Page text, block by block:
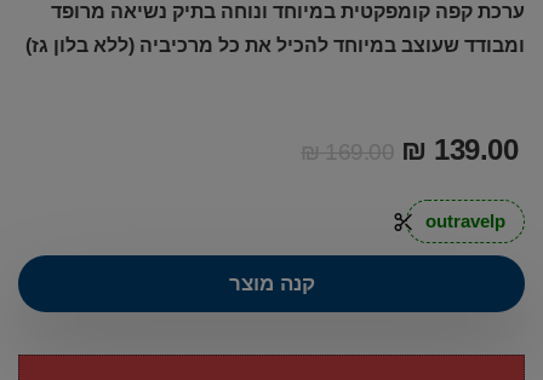
ערכת קפה קומפקטית במיוחד ונוחה בתיק נשיאה מרופד
ומבודד שעוצב במיוחד להכיל את כל מרכיביה (ללא בלון גז)
₪169.00 ₪ 139.00
outravelp
קנה מוצר